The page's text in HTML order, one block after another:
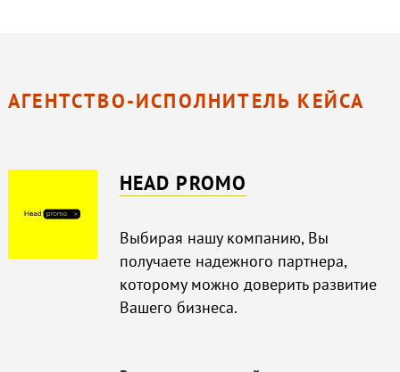
АГЕНТСТВО-ИСПОЛНИТЕЛЬ КЕЙСА
HEAD PROMO
Выбирая нашу компанию, Вы
получаете надежного партнера,
которому можно доверить развитие
Вашего бизнеса.